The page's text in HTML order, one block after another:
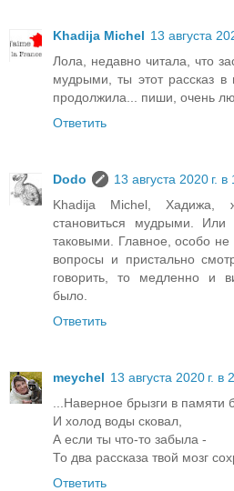
Khadija Michel 13 августа
Лола, недавно читала, что
мудрыми, ты этот рассказ
продолжила... пиши, очень
Ответить
Dodo
13 августа 2020 г. в
Khadija Michel, Хадижа,
становиться мудрыми. Или
таковыми. Главное, особо не
вопросы и пристально
говорить, то медленно и
было.
Ответить
meychel 13 августа 2020 г. в
...Наверное брызги в памяти
И холод воды сковал,
А если ты что-то забыла -
То два рассказа твой мозг
Ответить